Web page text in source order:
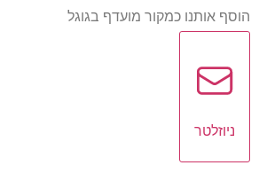
הוסף אותנו כמקור מועדף בגוגל
ניוזלטר